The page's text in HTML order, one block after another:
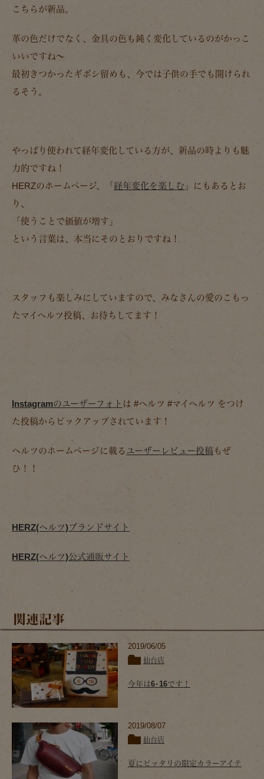
こちらが新品。
革の色だけでなく、金具の色も鈍く変化しているのがかっこ
いいですね～
最初きつかったギボシ留めも、今では子供の手でも開けられ
るそう。
やっぱり使われて経年変化している方が、新品の時よりも魅
力的ですね！
HERZのホームページ、「 経年変化を楽しむ 」にもあるとお
り、
「使うことで価値が増す」
という言葉は、本当にそのとおりですね！
スタッフも楽しみにしていますので、みなさんの愛のこもっ
たマイヘルツ投稿、お待ちしてます！
Instagramのユーザーフォト は #ヘルツ #マイヘルツ をつけ
た投稿からピックアップされています！
ヘルツのホームページに載る ユーザーレビュー投稿 もぜ
ひ！！
HERZ(ヘルツ)ブランドサイト
HERZ(ヘルツ)公式通販サイト
関連記事
2019/06/05
仙台店
今年は6･16です！
2019/08/07
仙台店
夏にピッタリの限定カラーアイテ